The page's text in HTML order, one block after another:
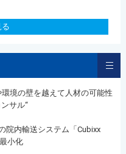
る
境の壁を越えて人材の可能性
サル“
内輸送システム「Cubixx
小化